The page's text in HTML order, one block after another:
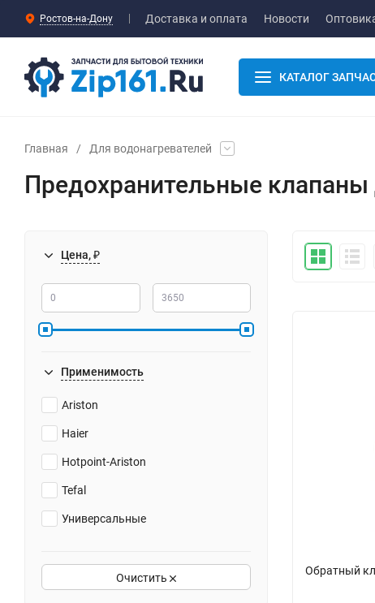
Ростов-на-Дону Доставка и оплата Новости
КАТАЛОГ
Главная / Для водонагревателей
Предохранительные клапаны
Цена, ₽
Применимость
Ariston
Haier
Hotpoint-Ariston
Tefal
Универсальные
Очистить
Обратный